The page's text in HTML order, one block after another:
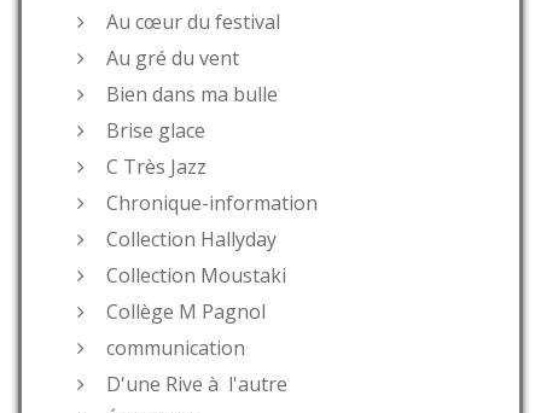
Au cœur du festival
Au gré du vent
Bien dans ma bulle
Brise glace
C Très Jazz
Chronique-information
Collection Hallyday
Collection Moustaki
Collège M Pagnol
communication
D'une Rive à l'autre